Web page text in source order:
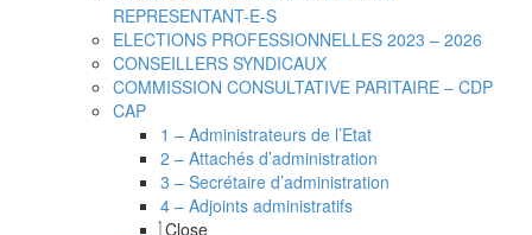
REPRESENTANT-E-S
ELECTIONS PROFESSIONNELLES 2023 – 2026
CONSEILLERS SYNDICAUX
COMMISSION CONSULTATIVE PARITAIRE – CDP
CAP
1 – Administrateurs de l’Etat
2 – Attachés d’administration
3 – Secrétaire d’administration
4 – Adjoints administratifs
Close